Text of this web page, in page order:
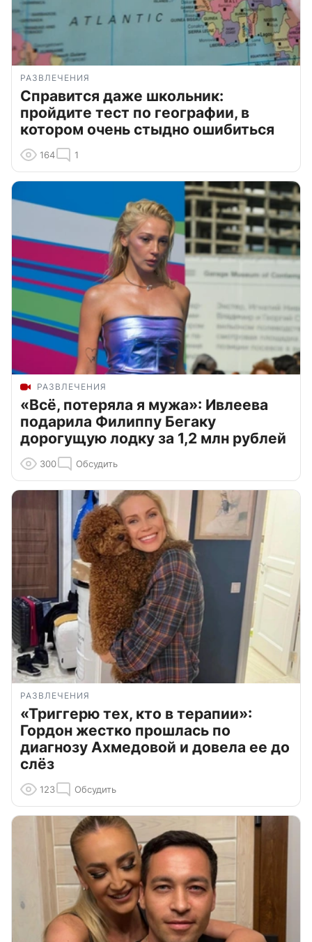
РАЗВЛЕЧЕНИЯ
Справится даже школьник:
пройдите тест по географии, в
котором очень стыдно ошибиться
164 1
РАЗВЛЕЧЕНИЯ
«Всё, потеряла я мужа»: Ивлеева
подарила Филиппу Бегаку
дорогущую лодку за 1,2 млн рублей
300 Обсудить
РАЗВЛЕЧЕНИЯ
«Триггерю тех, кто в терапии»:
Гордон жестко прошлась по
диагнозу Ахмедовой и довела ее до
слёз
123 Обсудить